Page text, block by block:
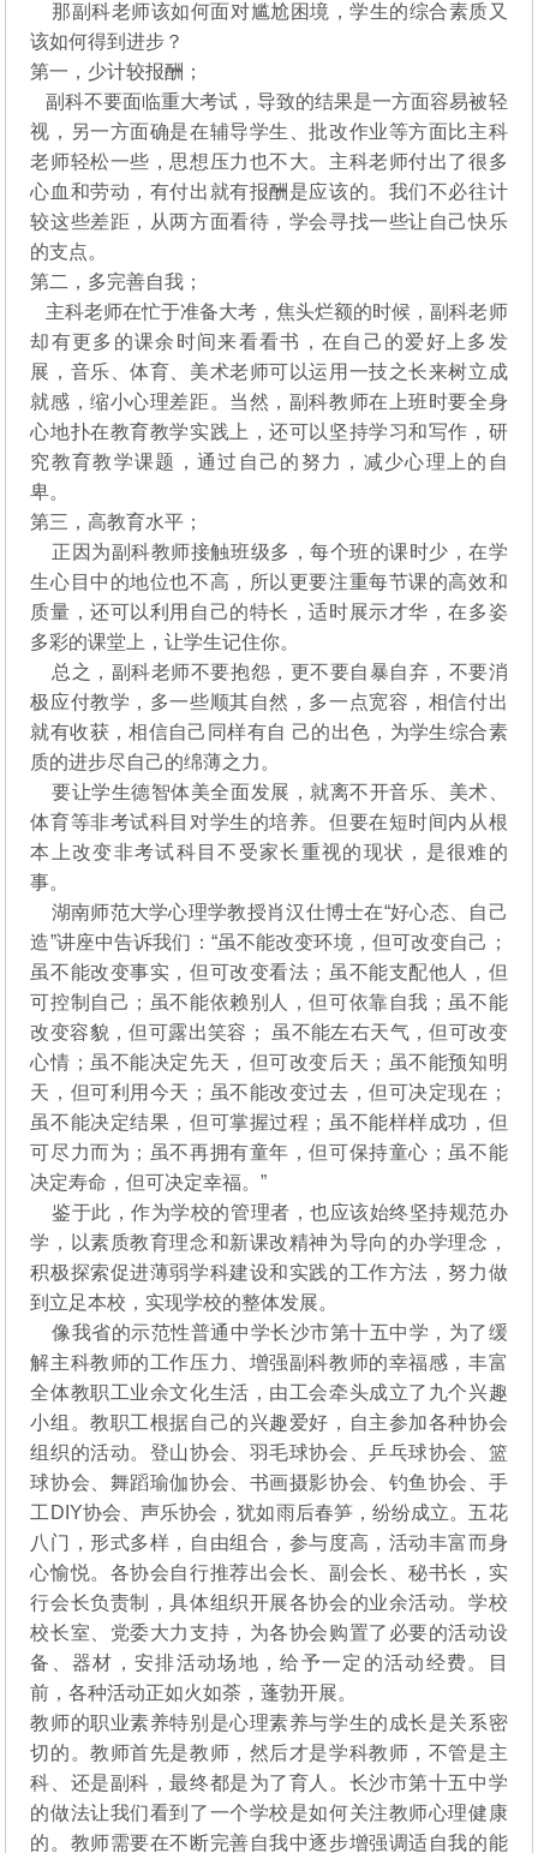
那副科老师该如何面对尴尬困境，学生的综合素质又
该如何得到进步？
第一，少计较报酬；
副科不要面临重大考试，导致的结果是一方面容易被轻
视，另一方面确是在辅导学生、批改作业等方面比主科
老师轻松一些，思想压力也不大。主科老师付出了很多
心血和劳动，有付出就有报酬是应该的。我们不必往计
较这些差距，从两方面看待，学会寻找一些让自己快乐
的支点。
第二，多完善自我；
主科老师在忙于准备大考，焦头烂额的时候，副科老师
却有更多的课余时间来看看书，在自己的爱好上多发
展，音乐、体育、美术老师可以运用一技之长来树立成
就感，缩小心理差距。当然，副科教师在上班时要全身
心地扑在教育教学实践上，还可以坚持学习和写作，研
究教育教学课题，通过自己的努力，减少心理上的自
卑。
第三，高教育水平；
正因为副科教师接触班级多，每个班的课时少，在学
生心目中的地位也不高，所以更要注重每节课的高效和
质量，还可以利用自己的特长，适时展示才华，在多姿
多彩的课堂上，让学生记住你。
总之，副科老师不要抱怨，更不要自暴自弃，不要消
极应付教学，多一些顺其自然，多一点宽容，相信付出
就有收获，相信自己同样有自 己的出色，为学生综合素
质的进步尽自己的绵薄之力。
要让学生德智体美全面发展，就离不开音乐、美术、
体育等非考试科目对学生的培养。但要在短时间内从根
本上改变非考试科目不受家长重视的现状，是很难的
事。
湖南师范大学心理学教授肖汉仕博士在“好心态、自己
造”讲座中告诉我们：“虽不能改变环境，但可改变自己；
虽不能改变事实，但可改变看法；虽不能支配他人，但
可控制自己；虽不能依赖别人，但可依靠自我；虽不能
改变容貌，但可露出笑容； 虽不能左右天气，但可改变
心情；虽不能决定先天，但可改变后天；虽不能预知明
天，但可利用今天；虽不能改变过去，但可决定现在；
虽不能决定结果，但可掌握过程；虽不能样样成功，但
可尽力而为；虽不再拥有童年，但可保持童心；虽不能
决定寿命，但可决定幸福。”
鉴于此，作为学校的管理者，也应该始终坚持规范办
学，以素质教育理念和新课改精神为导向的办学理念，
积极探索促进薄弱学科建设和实践的工作方法，努力做
到立足本校，实现学校的整体发展。
像我省的示范性普通中学长沙市第十五中学，为了缓
解主科教师的工作压力、增强副科教师的幸福感，丰富
全体教职工业余文化生活，由工会牵头成立了九个兴趣
小组。教职工根据自己的兴趣爱好，自主参加各种协会
组织的活动。登山协会、羽毛球协会、乒乓球协会、篮
球协会、舞蹈瑜伽协会、书画摄影协会、钓鱼协会、手
工DIY协会、声乐协会，犹如雨后春笋，纷纷成立。五花
八门，形式多样，自由组合，参与度高，活动丰富而身
心愉悦。各协会自行推荐出会长、副会长、秘书长，实
行会长负责制，具体组织开展各协会的业余活动。学校
校长室、党委大力支持，为各协会购置了必要的活动设
备、器材，安排活动场地，给予一定的活动经费。目
前，各种活动正如火如荼，蓬勃开展。
教师的职业素养特别是心理素养与学生的成长是关系密
切的。教师首先是教师，然后才是学科教师，不管是主
科、还是副科，最终都是为了育人。长沙市第十五中学
的做法让我们看到了一个学校是如何关注教师心理健康
的。教师需要在不断完善自我中逐步增强调适自我的能